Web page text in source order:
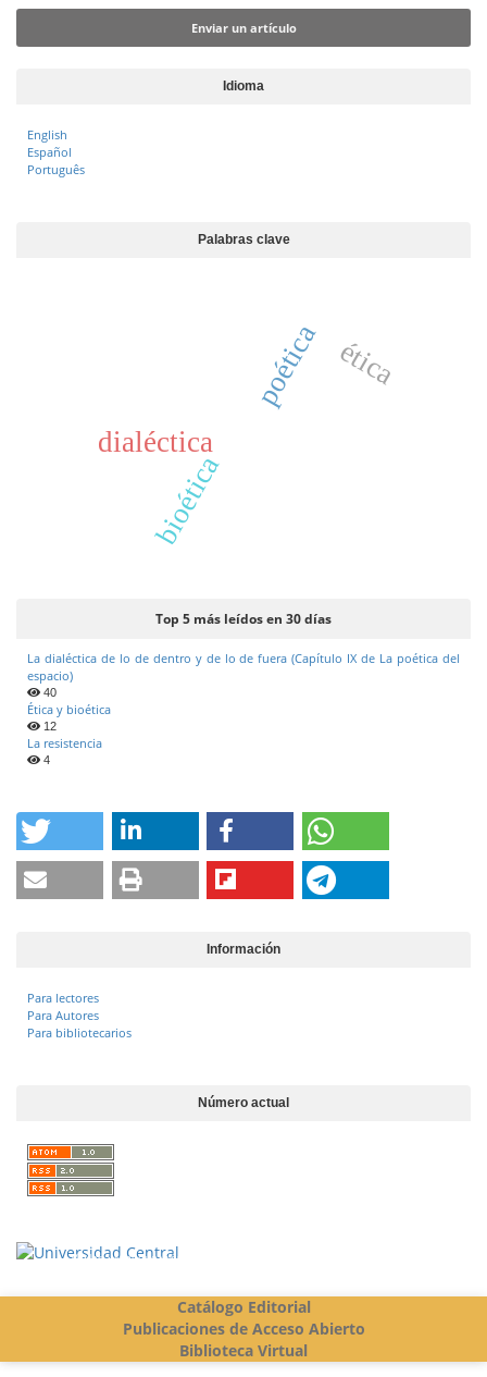
Enviar un artículo
Idioma
English
Español
Português
Palabras clave
dialéctica
poética ética
bioética
Top 5 más leídos en 30 días
La dialéctica de lo de dentro y de lo de fuera (Capítulo IX de La poética del
espacio)
40
Ética y bioética
12
La resistencia
4
Información
Para lectores
Para Autores
Para bibliotecarios
Número actual
Vigilada Mineducación
Catálogo Editorial
Publicaciones de Acceso Abierto
Biblioteca Virtual